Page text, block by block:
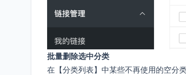
批量删除选中分类
在【分类列表】中某些不再使用的空分